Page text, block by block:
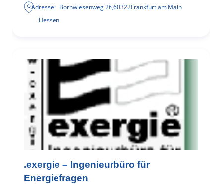
Adresse: Bornwiesenweg 26,60322Frankfurt am Main
Hessen
.exergie – Ingenieurbüro für
Energiefragen